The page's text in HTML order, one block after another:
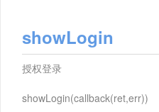
showLogin
授权登录
showLogin(callback(ret,err))